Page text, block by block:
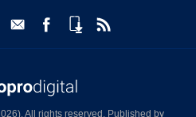
All rights reserved. Published by